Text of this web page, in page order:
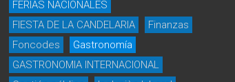
FERIAS NACIONALES
FIESTA DE LA CANDELARIA
Finanzas
Foncodes
Gastronomía
GASTRONOMIA INTERNACIONAL